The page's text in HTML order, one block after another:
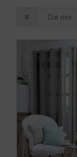
Číst více